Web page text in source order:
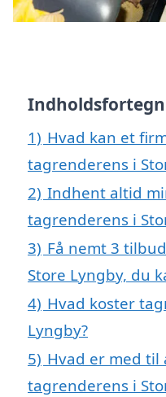
1) Hvad kan et
tagrenderens i
2) Indhent altid
tagrenderens i
3) Få nemt 3
Store Lyngby, du
4) Hvad koster
Lyngby?
5) Hvad er med til
tagrenderens i